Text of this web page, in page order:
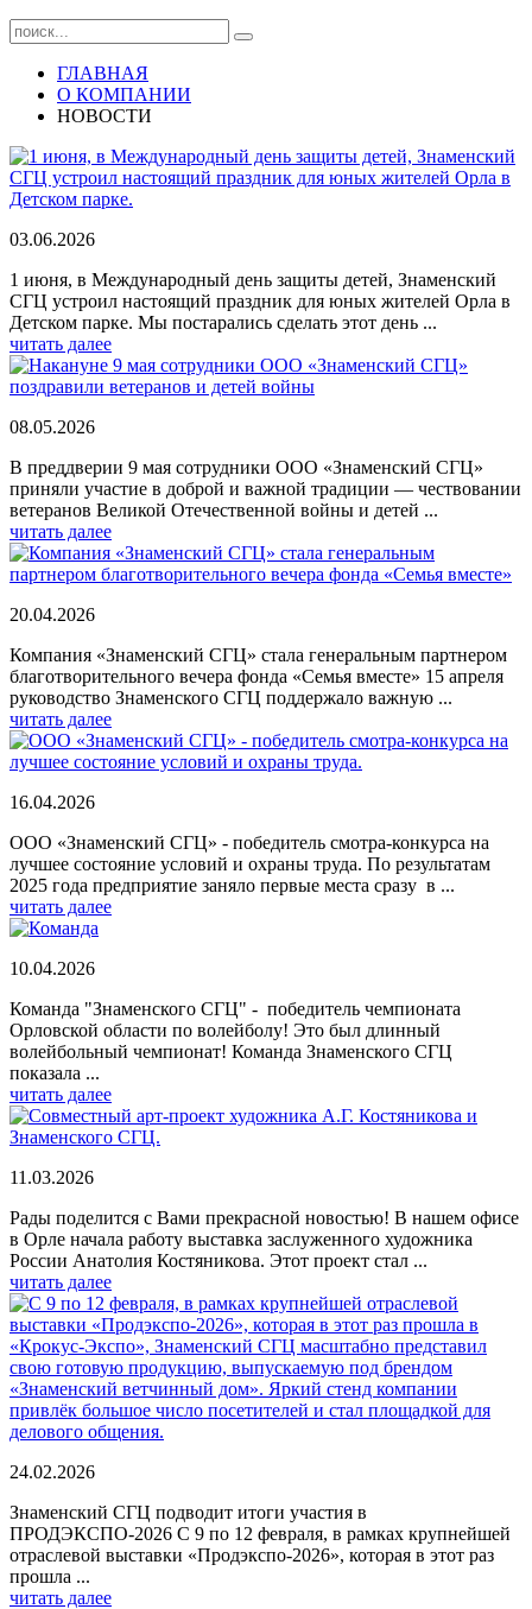
ГЛАВНАЯ
О КОМПАНИИ
НОВОСТИ
03.06.2026
1 июня, в Международный день защиты детей, Знаменский
СГЦ устроил настоящий праздник для юных жителей Орла в
Детском парке. Мы постарались сделать этот день ...
читать далее
08.05.2026
В преддверии 9 мая сотрудники ООО «Знаменский СГЦ»
приняли участие в доброй и важной традиции — чествовании
ветеранов Великой Отечественной войны и детей ...
читать далее
20.04.2026
Компания «Знаменский СГЦ» стала генеральным партнером
благотворительного вечера фонда «Семья вместе» 15 апреля
руководство Знаменского СГЦ поддержало важную ...
читать далее
16.04.2026
ООО «Знаменский СГЦ» - победитель смотра-конкурса на
лучшее состояние условий и охраны труда. По результатам
2025 года предприятие заняло первые места сразу в ...
читать далее
10.04.2026
Команда "Знаменского СГЦ" - победитель чемпионата
Орловской области по волейболу! Это был длинный
волейбольный чемпионат! Команда Знаменского СГЦ
показала ...
читать далее
11.03.2026
Рады поделится с Вами прекрасной новостью! В нашем офисе
в Орле начала работу выставка заслуженного художника
России Анатолия Костяникова. Этот проект стал ...
читать далее
24.02.2026
Знаменский СГЦ подводит итоги участия в
ПРОДЭКСПО-2026 С 9 по 12 февраля, в рамках крупнейшей
отраслевой выставки «Продэкспо‑2026», которая в этот раз
прошла ...
читать далее